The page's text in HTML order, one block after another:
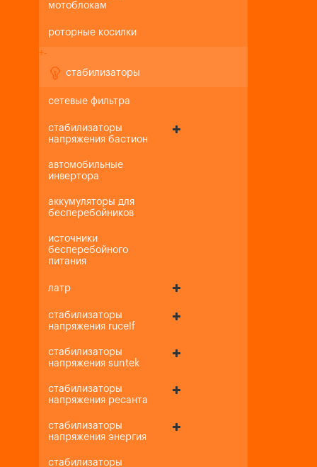
мотоблокам
роторные косилки
+-
стабилизаторы
сетевые фильтра
стабилизаторы
напряжения бастион
автомобильные
инвертора
аккумуляторы для
бесперебойников
источники
бесперебойного
питания
латр
стабилизаторы
напряжения rucelf
стабилизаторы
напряжения suntek
стабилизаторы
напряжения ресанта
стабилизаторы
напряжения энергия
стабилизаторы